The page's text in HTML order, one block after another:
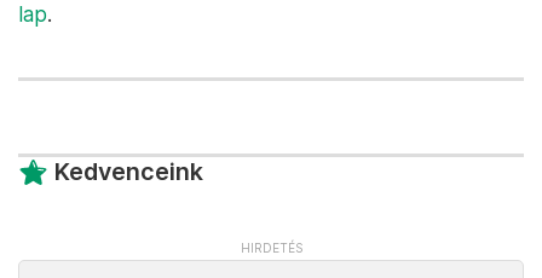
lap.
Kedvenceink